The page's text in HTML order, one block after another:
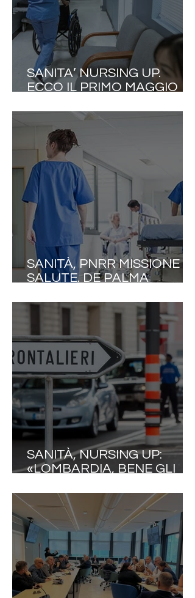
SANITA’ NURSING UP.
ECCO IL PRIMO MAGGIO
7MILA PROFESSIONISTI IN
FUGA ALL’ESTERO OGNI
ANNO E STIPENDI DEL 20%
INFERIORI ALLA MEDIA UE!
SANITÀ, PNRR MISSIONE
SALUTE. DE PALMA
PASTICCIO CERTIFICATO
DAI NUMERI DELLA CORTE
DEI CONTI. SOLO IL 3,8%
DELLE STRUTTURE È
OPERATIVO»
SANITÀ, NURSING UP:
«LOMBARDIA, BENE GLI
TASSARE I COLLEGHI
FRONTALIERI È ANCORA
UNA VOLTA UN GRAVE
ERRORE STRATEGICO. LA
FUGA VERSO LA SVIZZERA
SI FERMA CON LA
VALORIZZAZIONE